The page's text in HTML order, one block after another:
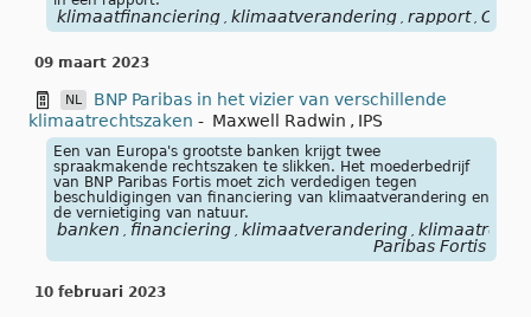
klimaatfinanciering klimaatverandering rapport
09 maart 2023
NL
BNP Paribas in het vizier van verschillende
klimaatrechtszaken - Maxwell Radwin , IPS
Een van Europa's grootste banken krijgt twee
spraakmakende rechtszaken te slikken. Het moederbedrijf
van BNP Paribas Fortis moet zich verdedigen tegen
beschuldigingen van financiering van klimaatverandering en
de vernietiging van natuur.
banken financiering klimaatverandering
Paribas Fortis
10 februari 2023